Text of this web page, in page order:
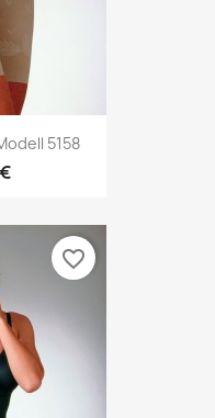
5158
favorite_border